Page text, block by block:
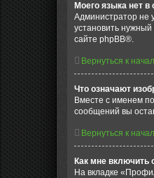
Моего языка нет в
Администратор не
установить
сайте phpBB®.
Вернуться к
Что означают
Вместе с именем
сообщений вы
Вернуться к
Как мне включить
На вкладке